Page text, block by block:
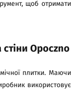
щоб отримати
Opoczno
плитки. Маючи
використовує